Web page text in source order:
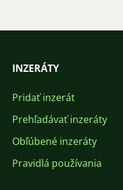
INZERÁTY
Pridať inzerát
Prehľadávať inzeráty
Obľúbené inzeráty
Pravidlá používania